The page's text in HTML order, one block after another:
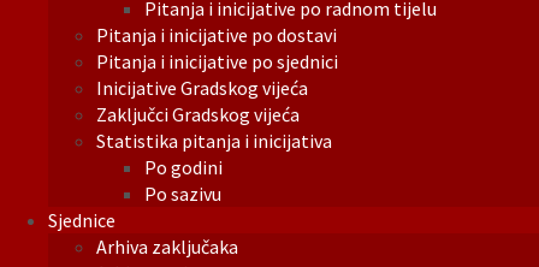
Pitanja i inicijative po radnom tijelu
Pitanja i inicijative po dostavi
Pitanja i inicijative po sjednici
Inicijative Gradskog vijeća
Zaključci Gradskog vijeća
Statistika pitanja i inicijativa
Po godini
Po sazivu
Sjednice
Arhiva zaključaka